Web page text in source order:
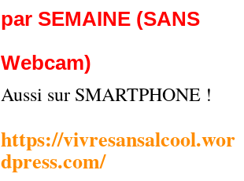
par SEMAINE (SANS
Webcam)
Aussi sur SMARTPHONE !
https://vivresansalcool.wor
dpress.com/